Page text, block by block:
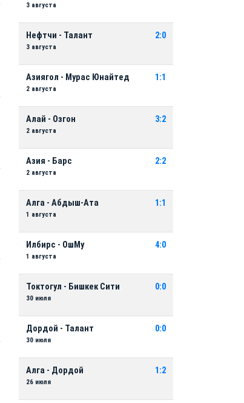
3 августа
Нефтчи - Талант
3 августа
2:0
Азиягол - Мурас Юнайтед
2 августа
1:1
Алай - Озгон
2 августа
3:2
Азия - Барс
2 августа
2:2
Алга - Абдыш-Ата
1 августа
1:1
Илбирс - ОшМу
1 августа
4:0
Токтогул - Бишкек Сити
30 июля
0:0
Дордой - Талант
30 июля
0:0
Алга - Дордой
26 июля
1:2